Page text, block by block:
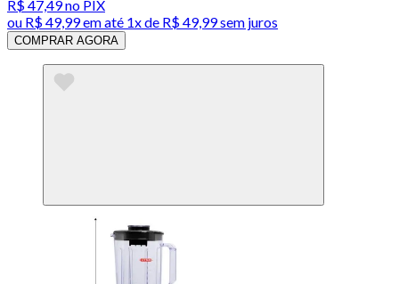
R$ 47,49no PIX
ou R$ 49,99em até 1x de R$ 49,99sem juros
COMPRAR AGORA